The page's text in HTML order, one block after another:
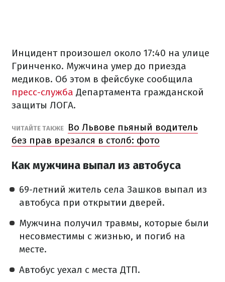
Инцидент произошел около 17:40 на улице
Гринченко. Мужчина умер до приезда
медиков. Об этом в фейсбуке сообщила
пресс-служба Департамента гражданской
защиты ЛОГА.
ЧИТАЙТЕ ТАКЖЕ
Во Львове пьяный водитель
без прав врезался в столб: фото
Как мужчина выпал из автобуса
69-летний житель села Зашков выпал из
автобуса при открытии дверей.
Мужчина получил травмы, которые были
несовместимы с жизнью, и погиб на
месте.
Автобус уехал с места ДТП.